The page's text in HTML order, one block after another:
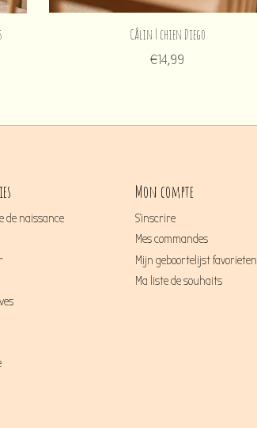
Câlin | chien Diego
€14,99
de naissance
Mon compte
S'inscrire
Mes commandes
Mijn geboortelijst favorieten
Ma liste de souhaits